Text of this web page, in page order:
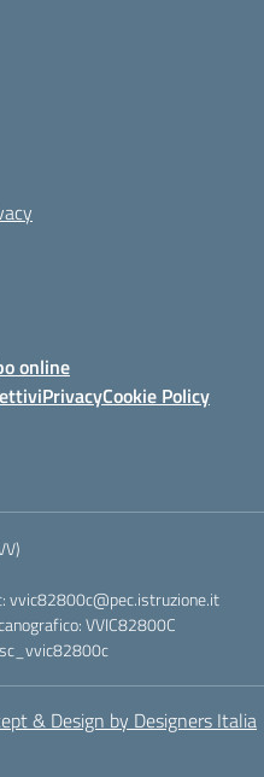
online
PrivacyCookie Policy
vvic82800c@pec.istruzione.it
VVIC82800C
& Design by Designers Italia